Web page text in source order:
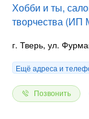
Хобби и ты,
творчества
г. Тверь, ул.
Ещё адреса и
Позвонить